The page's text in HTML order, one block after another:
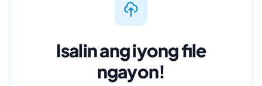
Isalin ang iyong file
ngayon!